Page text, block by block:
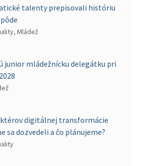
talenty prepisovali históriu
Mládež
junior mládežnícku delegátku pri
digitálnej transformácie
sa dozvedeli a čo plánujeme?